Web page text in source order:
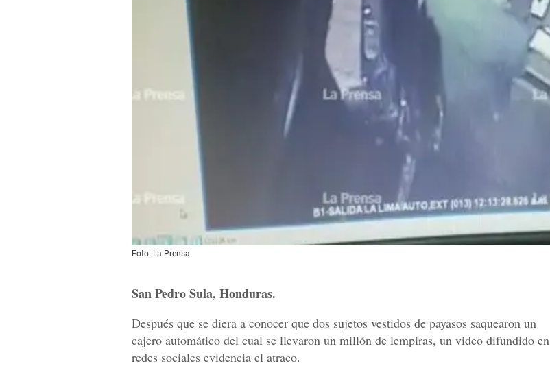
Foto: La Prensa
San Pedro Sula, Honduras.
Después que se diera a conocer que dos sujetos vestidos de payasos saquearon un
cajero automático del cual se llevaron un millón de lempiras, un video difundido en
redes sociales evidencia el atraco.